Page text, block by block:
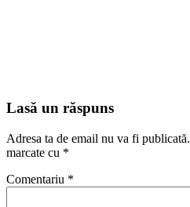
Lasă un răspuns
Adresa ta de email nu va fi publicată.
marcate cu *
Comentariu *